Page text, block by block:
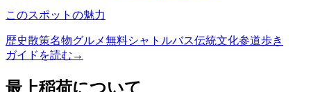
このスポットの魅力
歴史散策名物グルメ無料シャトルバス伝統文化参道歩き
ガイドを読む →
最上稲荷について